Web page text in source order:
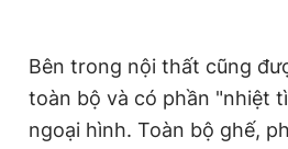
Bên trong nội thất cũng
toàn bộ và có phần "nhiệt
ngoại hình. Toàn bộ ghế,